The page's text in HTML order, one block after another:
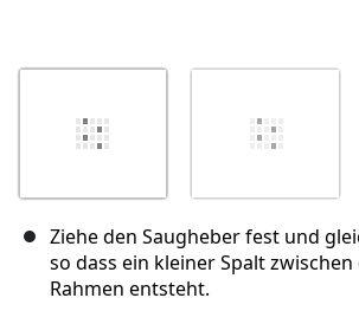
Ziehe den Saugheber fest und
so dass ein kleiner Spalt
Rahmen entsteht.